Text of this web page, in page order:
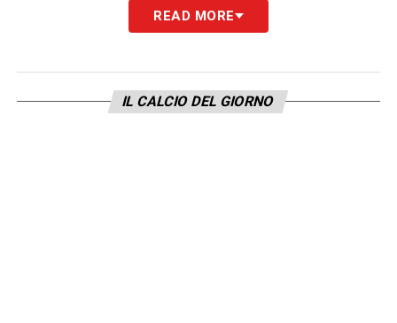
READ MORE
IL CALCIO DEL GIORNO